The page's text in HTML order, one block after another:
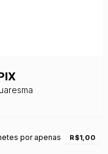
por apenas R$1,00